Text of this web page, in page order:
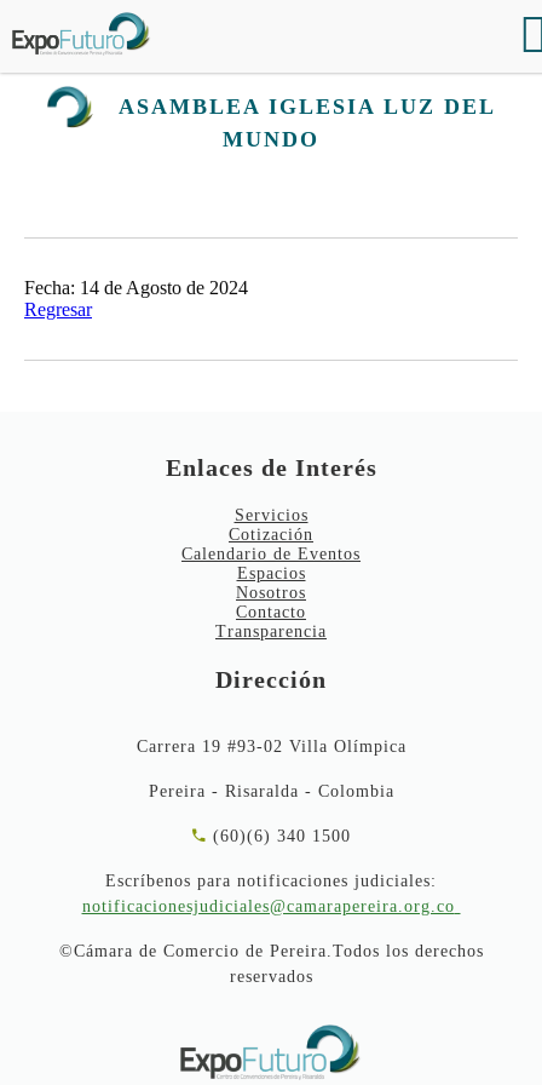
ASAMBLEA IGLESIA LUZ DEL
MUNDO
Fecha: 14 de Agosto de 2024
Regresar
Enlaces de Interés
Servicios
Cotización
Calendario de Eventos
Espacios
Nosotros
Contacto
Transparencia
Dirección
Carrera 19 #93-02 Villa Olímpica
Pereira - Risaralda - Colombia
(60)(6) 340 1500
Escríbenos para notificaciones judiciales:
notificacionesjudiciales@camarapereira.org.co
©Cámara de Comercio de Pereira.Todos los derechos
reservados